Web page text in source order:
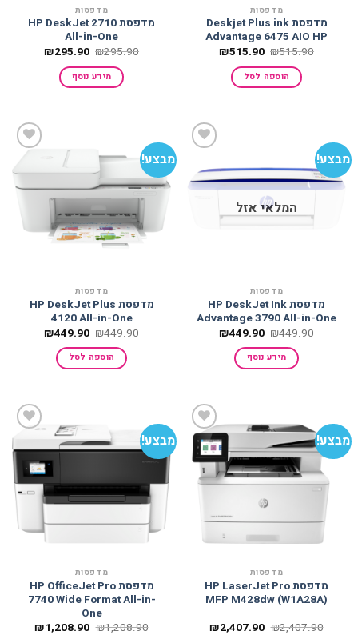
מדפסות
מדפסת Deskjet Plus ink
Advantage 6475 AIO HP
₪515.90 המחיר
היה:
₪515.90.
₪515.90 המחיר
הוספה לסל
מדפסות
מדפסת HP DeskJet 2710
All-in-One
₪295.90 המחיר
היה:
₪295.90.
₪295.90 המחיר
מידע נוסף
מבצע!
הוסף
המלאי אזל
מדפסות
מדפסת HP DeskJet Ink
Advantage 3790 All-in-One
₪449.90 המחיר
היה:
₪449.90.
₪449.90 המחיר
מידע נוסף
מבצע!
הוסף
מדפסות
מדפסת HP DeskJet Plus
4120 All-in-One
₪449.90 המחיר
היה:
₪449.90.
₪449.90 המחיר
הוספה לסל
מבצע!
הוסף
למועדפים
מדפסות
מדפסת HP LaserJet Pro
MFP M428dw (W1A28A)
₪2,407.90 המחיר ₪2,407.90 המחיר
מבצע!
הוסף
מדפסות
מדפסת HP OfficeJet Pro
7740 Wide Format All-in-
One
₪1,208.90 המחיר ₪1,208.90 המחיר